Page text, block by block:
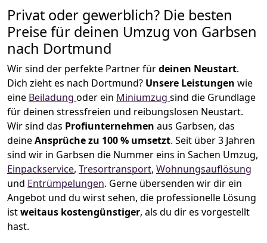
Privat oder gewerblich? Die besten
Preise für deinen Umzug von Garbsen
nach Dortmund
Wir sind der perfekte Partner fürdeinen Neustart.
Dich zieht es nach Dortmund? Unsere Leistungen wie
eine Beiladung oder ein Miniumzug sind die Grundlage
für deinen stressfreien und reibungslosen Neustart.
Wir sind das Profiunternehmen aus Garbsen, das
deineAnsprüche zu 100 % umsetzt. Seit über 3 Jahren
sind wir in Garbsen die Nummer eins in Sachen Umzug,
Einpackservice, Tresortransport, Wohnungsauflösung
und Entrümpelungen. Gerne übersenden wir dir ein
Angebot und du wirst sehen, die professionelle Lösung
istweitaus kostengünstiger, als du dir es vorgestellt
hast.